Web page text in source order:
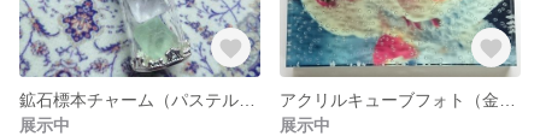
展示中
展示中